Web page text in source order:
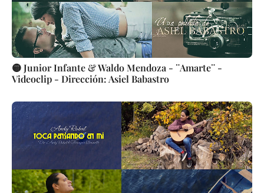
🟡 Junior Infante & Waldo Mendoza - ¨Amarte¨ -
Videoclip - Dirección: Asiel Babastro